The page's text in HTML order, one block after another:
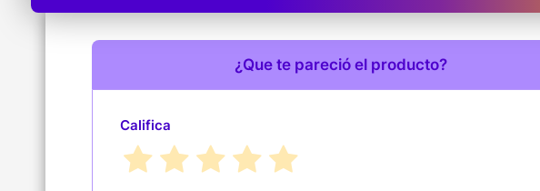
¿Que te pareció el producto?
Califica